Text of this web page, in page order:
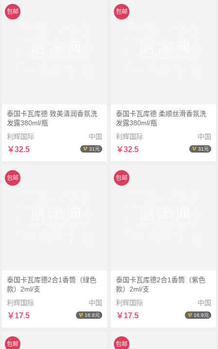
包邮
泰国卡瓦库德 致美清润香氛洗
发露380ml/瓶
利辉国际
中国
￥32.5 31元
包邮
泰国卡瓦库德 柔顺丝滑香氛洗
发露380ml/瓶
利辉国际
中国
￥32.5 31元
包邮
泰国卡瓦库德2合1香筒（绿色
款）2ml/支
利辉国际
中国
￥17.5 16.8元
包邮
泰国卡瓦库德2合1香筒（紫色
款）2ml/支
利辉国际
中国
￥17.5 16.9元
包邮 包邮